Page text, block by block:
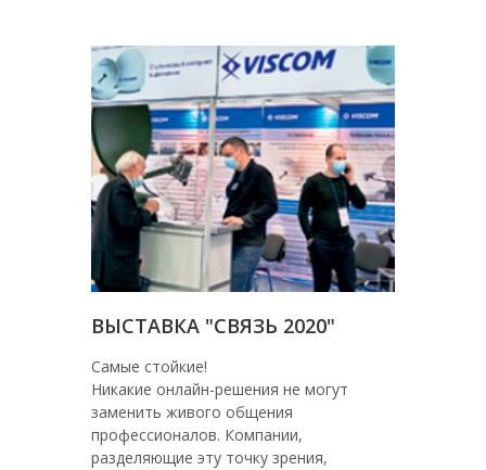
ВЫСТАВКА "СВЯЗЬ 2020"
Самые стойкие!
Никакие онлайн-решения не могут
заменить живого общения
профессионалов. Компании,
разделяющие эту точку зрения,